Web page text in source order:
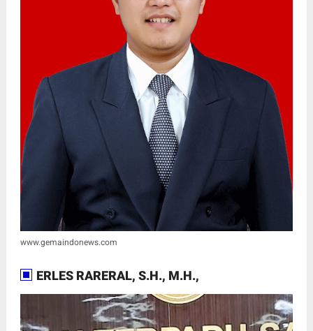
www.gemaindonews.com
ERLES RARERAL, S.H., M.H.,